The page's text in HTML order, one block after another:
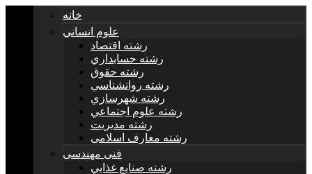
خانه
علوم انساني
رشته اقتصاد
رشته حسابداري
رشته حقوق
رشته روانشناسي
رشته شهرسازي
رشته علوم اجتماعي
رشته مديريت
رشته معارف اسلامی
فنی مهندسی
رشته صنايع غذايي